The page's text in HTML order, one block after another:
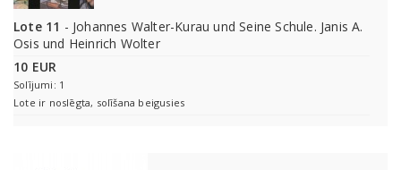
Lote 11 - Johannes Walter-Kurau und Seine Schule. Janis A.
Osis und Heinrich Wolter
10 EUR
Solījumi: 1
Lote ir noslēgta, solīšana beigusies